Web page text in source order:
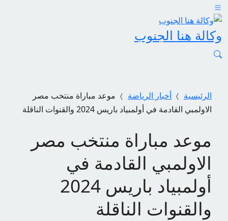
وكالة هنا الجنوب
الرئيسية أخبار الرياضة
موعد مباراة منتخب مصر
الاولمبي القادمة في أولمبياد باريس 2024 والقنوات الناقلة
موعد مباراة منتخب مصر
الاولمبي القادمة في
أولمبياد باريس 2024
والقنوات الناقلة